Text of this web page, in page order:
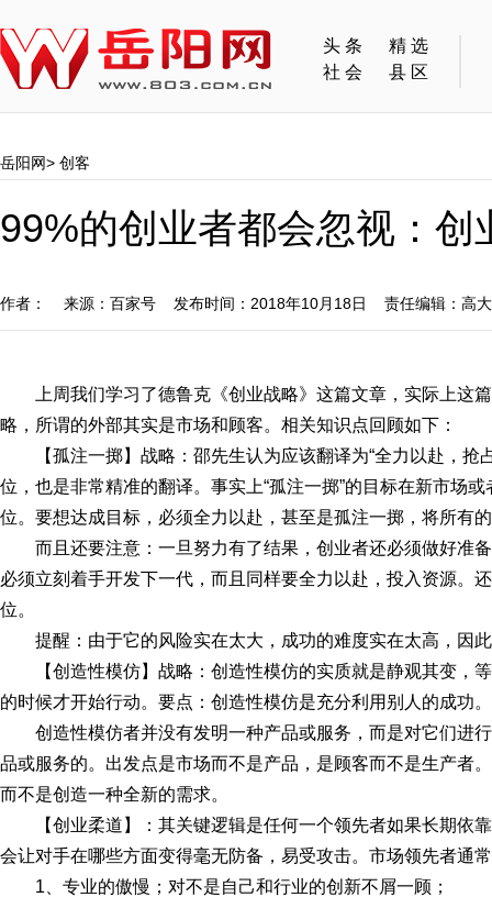
头条
精选
社会
县区
岳阳网> 创客
99%的创业者都会忽视：
作者： 来源：百家号 发布时间：2018年10月18日 责任编辑：高
上周我们学习了德鲁克《创业战略》这篇文章，实际上这
略，所谓的外部其实是市场和顾客。相关知识点回顾如下：
【孤注一掷】战略：邵先生认为应该翻译为“全力以赴，抢
位，也是非常精准的翻译。事实上“孤注一掷”的目标在新市场
位。要想达成目标，必须全力以赴，甚至是孤注一掷，将所有
而且还要注意：一旦努力有了结果，创业者还必须做好准
必须立刻着手开发下一代，而且同样要全力以赴，投入资源。
位。
提醒：由于它的风险实在太大，成功的难度实在太高，因
【创造性模仿】战略：创造性模仿的实质就是静观其变，
的时候才开始行动。要点：创造性模仿是充分利用别人的成功。
创造性模仿者并没有发明一种产品或服务，而是对它们进
品或服务的。出发点是市场而不是产品，是顾客而不是生产者
而不是创造一种全新的需求。
【创业柔道】：其关键逻辑是任何一个领先者如果长期依
会让对手在哪些方面变得毫无防备，易受攻击。市场领先者通
1、专业的傲慢；对不是自己和行业的创新不屑一顾；